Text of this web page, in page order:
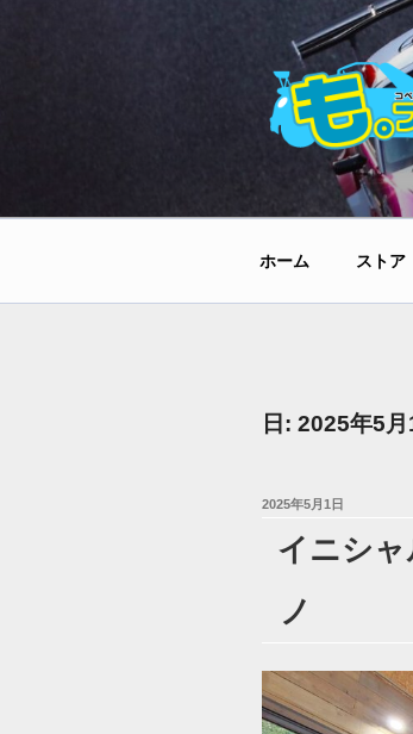
キ
ホーム ストア
日: 2025年5月
投
2025年5月1日
イニシャ
ノ